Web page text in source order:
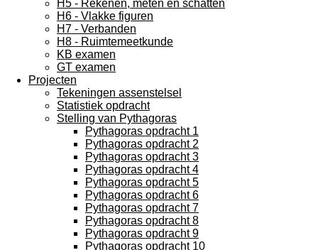
H5 - Rekenen, meten en schatten
H6 - Vlakke figuren
H7 - Verbanden
H8 - Ruimtemeetkunde
KB examen
GT examen
Projecten
Tekeningen assenstelsel
Statistiek opdracht
Stelling van Pythagoras
Pythagoras opdracht 1
Pythagoras opdracht 2
Pythagoras opdracht 3
Pythagoras opdracht 4
Pythagoras opdracht 5
Pythagoras opdracht 6
Pythagoras opdracht 7
Pythagoras opdracht 8
Pythagoras opdracht 9
Pythagoras opdracht 10